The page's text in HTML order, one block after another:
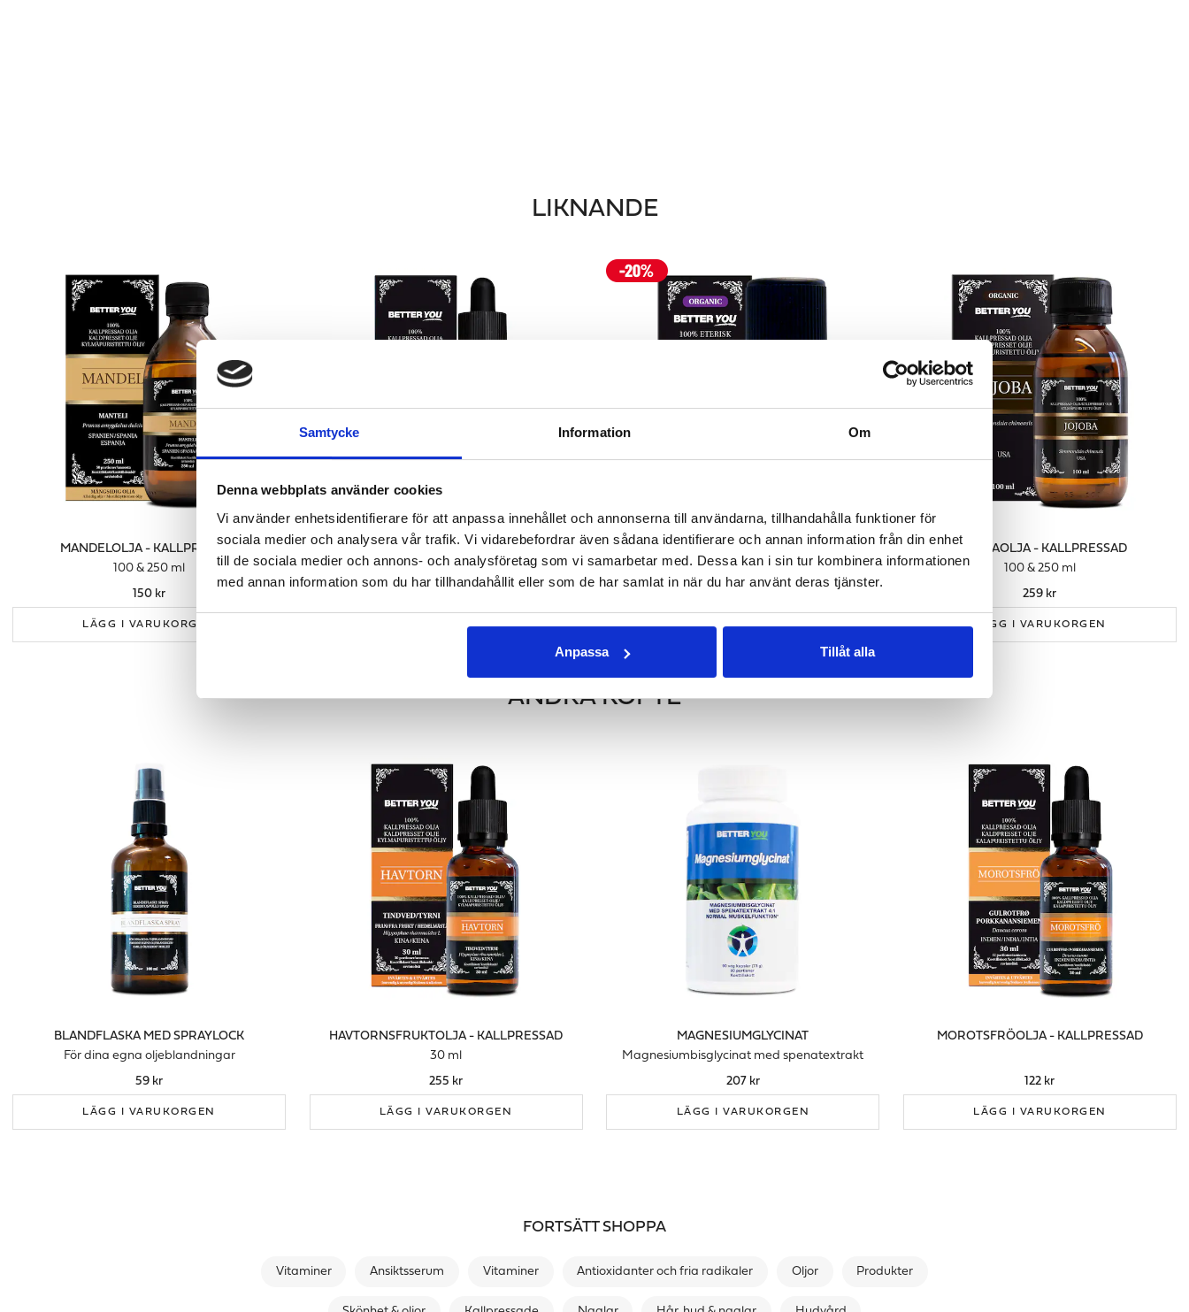
Samtycke Information Om
Denna webbplats använder cookies
Vi använder enhetsidentifierare för att anpassa innehållet och annonserna till användarna, tillhandahålla funktioner för
sociala medier och analysera vår trafik. Vi vidarebefordrar även sådana identifierare och annan information från din enhet
till de sociala medier och annons- och analysföretag som vi samarbetar med. Dessa kan i sin tur kombinera informationen
med annan information som du har tillhandahållit eller som de har samlat in när du har använt deras tjänster.
Anpassa Tillåt alla
LIKNANDE
MANDELOLJA - KALLPRESSAD
100 & 250 ml
150 kr
LÄGG I VARUKORGEN
NYPONROSFRÖOLJA - KALLPRESSAD
30 ml
LÄGG I VARUKORGEN
LAVENDELOLJA EKO ETERISK
10 & 30 ml
LÄGG I VARUKORGEN
JOJOBAOLJA - KALLPRESSAD
100 & 250 ml
259 kr
LÄGG I VARUKORGEN
ANDRA KÖPTE
BLANDFLASKA MED SPRAYLOCK
För dina egna oljeblandningar
59 kr
LÄGG I VARUKORGEN
HAVTORNSFRUKTOLJA - KALLPRESSAD
30 ml
255 kr
LÄGG I VARUKORGEN
MAGNESIUMGLYCINAT
Magnesiumbisglycinat med spenatextrakt
207 kr
LÄGG I VARUKORGEN
MOROTSFRÖOLJA - KALLPRESSAD
122 kr
LÄGG I VARUKORGEN
FORTSÄTT SHOPPA
Vitaminer Ansiktsserum Vitaminer Antioxidanter och fria radikaler Oljor Produkter